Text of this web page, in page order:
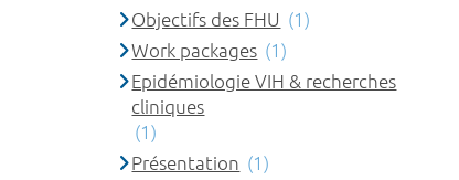
Objectifs des FHU (1)
Work packages (1)
Epidémiologie VIH & recherches
cliniques
(1)
Présentation (1)